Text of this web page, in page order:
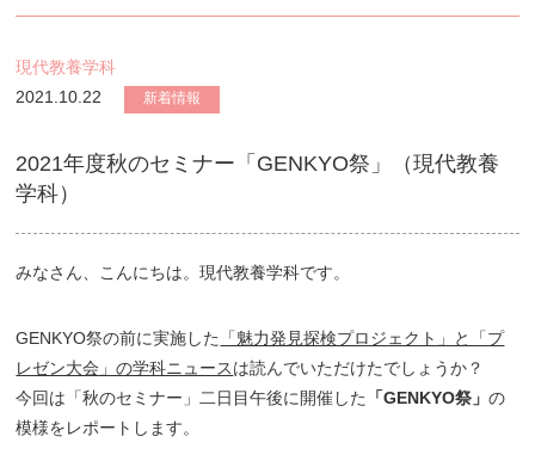
現代教養学科
2021.10.22
新着情報
2021年度秋のセミナー「GENKYO祭」（現代教養
学科）
みなさん、こんにちは。現代教養学科です。
GENKYO祭の前に実施した
「魅力発見探検プロジェクト」と「プ
レゼン大会」の学科ニュースは読んでいただけたでしょうか？
今回は「秋のセミナー」二日目午後に開催した
「GENKYO祭」の
模様をレポートします。